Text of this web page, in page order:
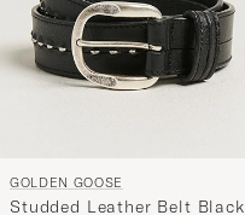
GOLDEN GOOSE
Studded Leather Belt Black